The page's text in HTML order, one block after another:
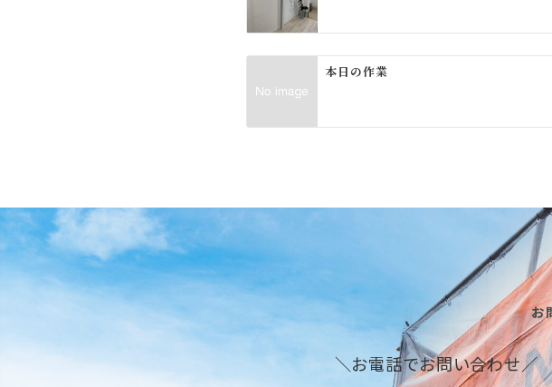
ョ
ン
本日の作業
お
＼お電話でお問い合わせ／